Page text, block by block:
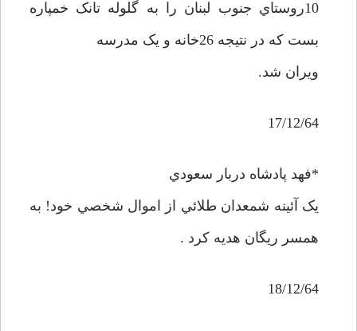
10روستاي جنوب لبنان را به گلوله تانک خمپاره
بست که در نتيجه 26خانه و يک مدرسه
ويران شد.
17/12/64
*فهد پادشاه دربار سعودي
يک آئينه شمعدان طلائي از اموال شخصي خود! به
همسر ريگان هديه کرد .
18/12/64